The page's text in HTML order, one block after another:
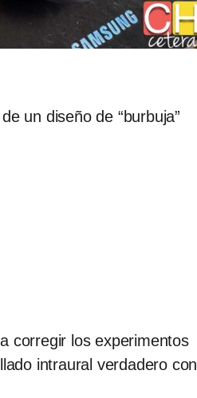
un diseño de “burbuja”
corregir los experimentos
intraural verdadero con